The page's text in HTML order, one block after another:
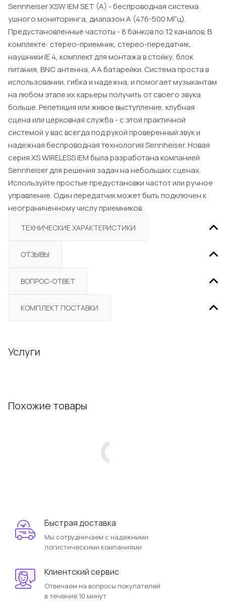
Sennheiser XSW IEM SET (A) - беспроводная система
ушного мониторинга, диапазон А (476-500 МГц).
Предустановленные частоты - 8 банков по 12 каналов. В
комплекте: стерео-приемник, стерео-передатчик,
наушники IE 4, комплект для монтажа в стойку, блок
питания, BNC антенна, АА батарейки. Система проста в
использовании, гибка и надежна, и помогает музыкантам
на любом этапе их карьеры получить от своего звука
больше. Репетиция или живое выступление, клубная
сцена или церковная служба - с этой практичной
системой у вас всегда под рукой проверенный звук и
надежная беспроводная технология Sennheiser. Новая
серия XS WIRELESS IEM была разработана компанией
Sennheiser для решения задач на небольших сценах.
Используйте простые предустановки частот или ручное
управление. Один передатчик может быть подключен к
неограниченному числу приемников.
ТЕХНИЧЕСКИЕ ХАРАКТЕРИСТИКИ
ОТЗЫВЫ
ВОПРОС-ОТВЕТ
КОМПЛЕКТ ПОСТАВКИ
Услуги
Похожие товары
Быстрая доставка
Мы сотрудничаем с надежными
логистическими компаниями
Клиентский сервис
Отвечаем на вопросы покупателей
в течение 10 минут